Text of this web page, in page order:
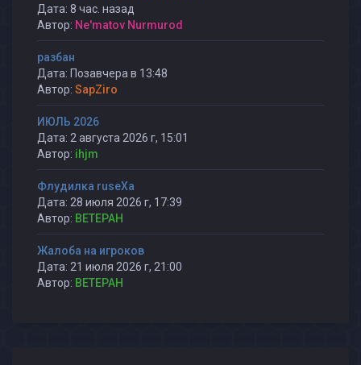
Дата: 8 час. назад
Автор: Ne'matov Nurmurod
разбан
Дата: Позавчера в 13:48
Автор: SapZiro
ИЮЛЬ 2026
Дата: 2 августа 2026 г, 15:01
Автор: ihjm
Флудилка ruseXа
Дата: 28 июля 2026 г, 17:39
Автор: BETEPAH
Жалоба на игроков
Дата: 21 июля 2026 г, 21:00
Автор: BETEPAH